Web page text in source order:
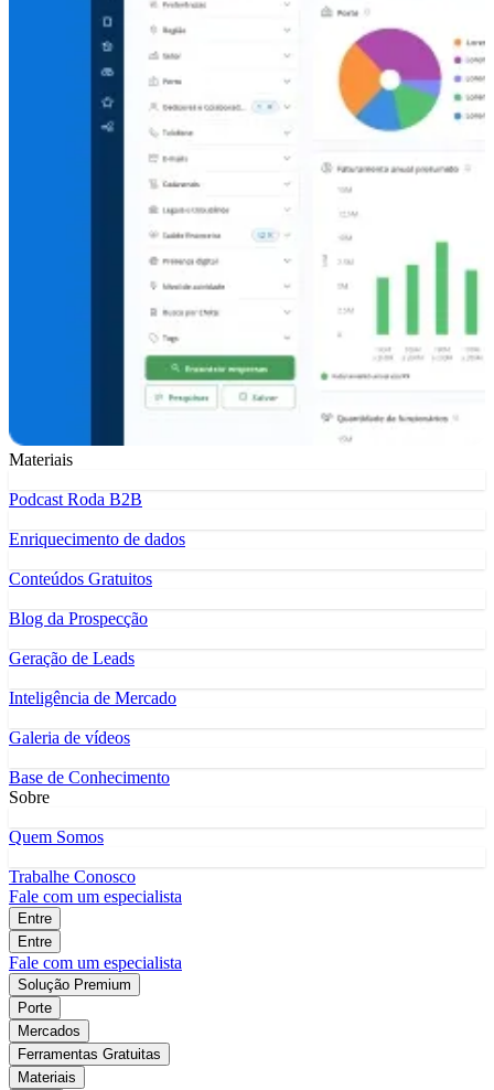
Materiais
Podcast Roda B2B
Enriquecimento de dados
Conteúdos Gratuitos
Blog da Prospecção
Geração de Leads
Inteligência de Mercado
Galeria de vídeos
Base de Conhecimento
Sobre
Quem Somos
Trabalhe Conosco
Fale com um especialista
Entre
Entre
Fale com um especialista
Solução Premium
Porte
Mercados
Ferramentas Gratuitas
Materiais